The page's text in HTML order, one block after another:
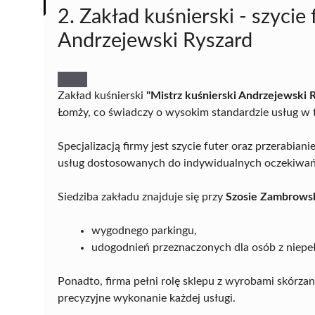
2. Zakład kuśnierski -
Andrzejewski Ryszard
Zakład kuśnierski "Mistrz kuśnierski Andrzejewski
Łomży, co świadczy o wysokim standardzie usług
Specjalizacją firmy jest szycie futer oraz
usług dostosowanych do indywidualnych
Siedziba zakładu znajduje się przy Szosie
wygodnego parkingu,
udogodnień przeznaczonych dla osób z
Ponadto, firma pełni rolę sklepu z wyrobami
precyzyjne wykonanie każdej usługi.